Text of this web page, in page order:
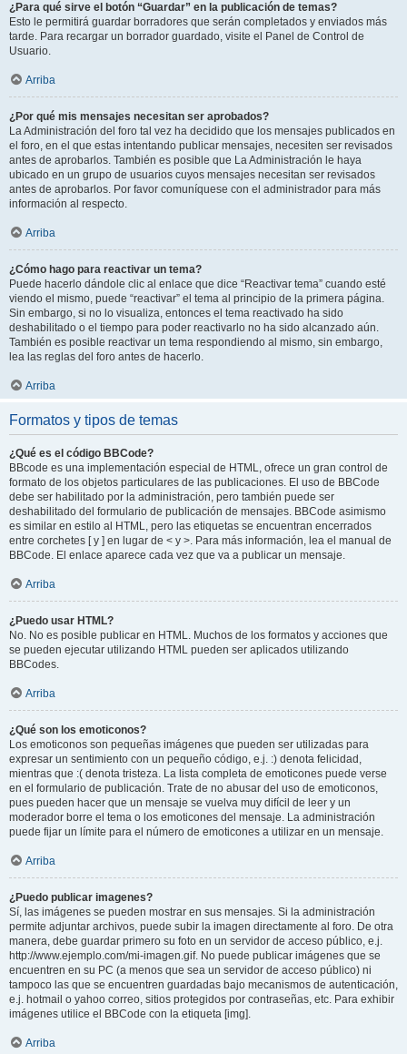
¿Para qué sirve el botón “Guardar” en la publicación de temas?
Esto le permitirá guardar borradores que serán completados y enviados más
tarde. Para recargar un borrador guardado, visite el Panel de Control de
Usuario.
Arriba
¿Por qué mis mensajes necesitan ser aprobados?
La Administración del foro tal vez ha decidido que los mensajes publicados en
el foro, en el que estas intentando publicar mensajes, necesiten ser revisados
antes de aprobarlos. También es posible que La Administración le haya
ubicado en un grupo de usuarios cuyos mensajes necesitan ser revisados
antes de aprobarlos. Por favor comuníquese con el administrador para más
información al respecto.
Arriba
¿Cómo hago para reactivar un tema?
Puede hacerlo dándole clic al enlace que dice “Reactivar tema” cuando esté
viendo el mismo, puede “reactivar” el tema al principio de la primera página.
Sin embargo, si no lo visualiza, entonces el tema reactivado ha sido
deshabilitado o el tiempo para poder reactivarlo no ha sido alcanzado aún.
También es posible reactivar un tema respondiendo al mismo, sin embargo,
lea las reglas del foro antes de hacerlo.
Arriba
Formatos y tipos de temas
¿Qué es el código BBCode?
BBcode es una implementación especial de HTML, ofrece un gran control de
formato de los objetos particulares de las publicaciones. El uso de BBCode
debe ser habilitado por la administración, pero también puede ser
deshabilitado del formulario de publicación de mensajes. BBCode asimismo
es similar en estilo al HTML, pero las etiquetas se encuentran encerrados
entre corchetes [ y ] en lugar de < y >. Para más información, lea el manual de
BBCode. El enlace aparece cada vez que va a publicar un mensaje.
Arriba
¿Puedo usar HTML?
No. No es posible publicar en HTML. Muchos de los formatos y acciones que
se pueden ejecutar utilizando HTML pueden ser aplicados utilizando
BBCodes.
Arriba
¿Qué son los emoticonos?
Los emoticonos son pequeñas imágenes que pueden ser utilizadas para
expresar un sentimiento con un pequeño código, e.j. :) denota felicidad,
mientras que :( denota tristeza. La lista completa de emoticones puede verse
en el formulario de publicación. Trate de no abusar del uso de emoticonos,
pues pueden hacer que un mensaje se vuelva muy difícil de leer y un
moderador borre el tema o los emoticones del mensaje. La administración
puede fijar un límite para el número de emoticones a utilizar en un mensaje.
Arriba
¿Puedo publicar imagenes?
Sí, las imágenes se pueden mostrar en sus mensajes. Si la administración
permite adjuntar archivos, puede subir la imagen directamente al foro. De otra
manera, debe guardar primero su foto en un servidor de acceso público, e.j.
http://www.ejemplo.com/mi-imagen.gif. No puede publicar imágenes que se
encuentren en su PC (a menos que sea un servidor de acceso público) ni
tampoco las que se encuentren guardadas bajo mecanismos de autenticación,
e.j. hotmail o yahoo correo, sitios protegidos por contraseñas, etc. Para exhibir
imágenes utilice el BBCode con la etiqueta [img].
Arriba